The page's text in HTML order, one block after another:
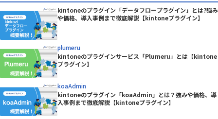
kintoneのプラグイン「データフロープラグイン」とは?強み
や価格、導入事例まで徹底解説【kintoneプラグイン】
plumeru
kintoneのプラグインサービス「Plumeru」とは【kintone
プラグイン】
koaAdmin
kintoneのプラグイン「koaAdmin」とは？強みや価格、導
入事例まで徹底解説【kintoneプラグイン】